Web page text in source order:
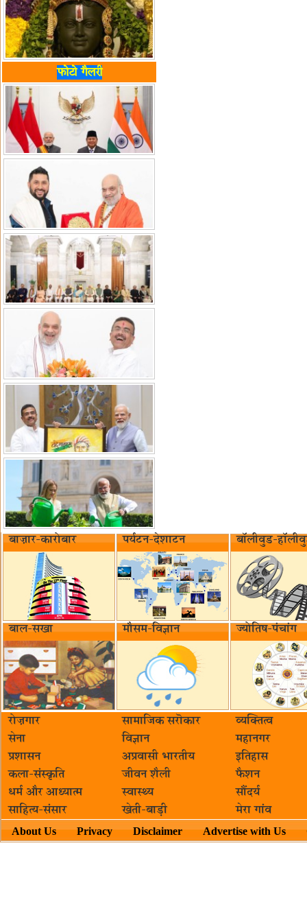
फोटो गैलरी
बाज़ार-कारोबार पर्यटन-देशाटन बॉलीवुड-
बाल-सखा मौसम-विज्ञान ज्योतिष-पंचांग
रोज़गार सामाजिक सरॊकार‌
व्यक्तित्व
सेना
विज्ञान
महानगर
प्रशासन
अप्रवासी भारतीय
इतिहास
कला-संस्कृति
जीवन शैली
फैशन
धर्म और आध्यात्म
स्वास्थ्य
सौंदर्य
साहित्य-संसार
खेती-बाड़ी मेरा गांव
About Us Privacy Disclaimer Advertise with Us